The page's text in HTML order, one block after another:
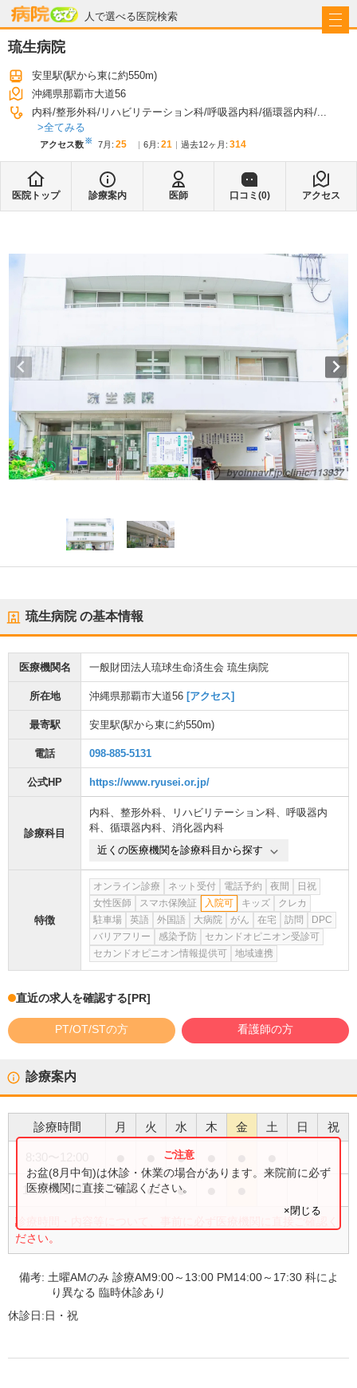
人で選べる医院検索
病院なび
琉生病院
安里駅(駅から東に約550m)
沖縄県那覇市大道56
内科 整形外科 リハビリテーション科 呼吸器内科 循環器内科 ...
全てみる
アクセス数※ 7月 : 25 6月 : 21 過去12ヶ月: 314
医院トップ 診療案内 医師 口コミ(0) アクセス
琉生病院の基本情報
医療機関名 一般財団法人琉球生命済生会 琉生病院
所在地 沖縄県那覇市大道56 [アクセス]
最寄駅 安里駅(駅から東に約550m)
電話 098-885-5131
公式HP https://www.ryusei.or.jp/
診療科目
内科、 整形外科、 リハビリテーション科、 呼吸器内
科、 循環器内科、 消化器内科
近くの医療機関を診療科目から探す
特徴
オンライン診療 ネット受付 電話予約 夜間
日祝
女性医師
スマホ保険証 入院可 キッズ
クレカ
駐車場
英語 外国語 大病院 がん 在宅 訪問
DPC
バリアフリー
感染予防
セカンドオピニオン受診可
セカンドオピニオン情報提供可
地域連携
直近の求人を確認する[PR]
PT/OT/STの方 看護師の方
診療案内
診療時間 月 火 水 木 金 土 日 祝
●
14:00〜17:00 ● ● ●
診療時間・内容等について、事前に必ず医療機関に直接ご確認く
ださい。
お盆(8月中旬)は休診・休業の場合があります。来院前に必ず
医療機関に直接ご確認ください。
×閉じる
備考: 土曜AMのみ 診療AM9:00～13:00 PM14:00～17:30 科によ
り異なる 臨時休診あり
休診日:日・祝